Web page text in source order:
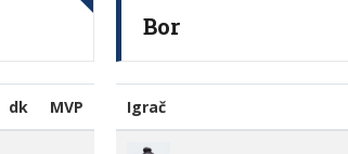
dk MVP
Bor
Igrač